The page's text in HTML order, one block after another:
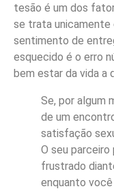
tesão é um dos
se trata unicamente
sentimento de
esquecido é o erro
bem estar da vida a
Se, por algum
de um
satisfação
O seu
frustrado
enquanto